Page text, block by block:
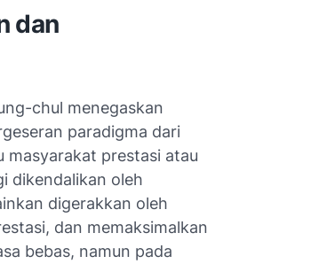
dan
chul menegaskan
paradigma dari
masyarakat prestasi atau
dikendalikan oleh
digerakkan oleh
dan memaksimalkan
bebas, namun pada